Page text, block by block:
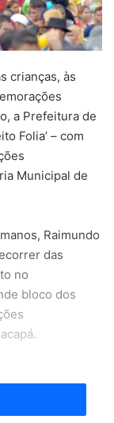
crianças, às
a Prefeitura de
Folia’ – com
Municipal de
Raimundo
das
no
bloco dos